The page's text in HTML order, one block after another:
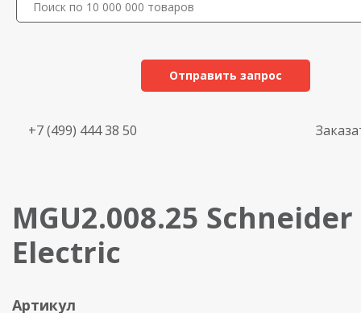
Отправить запрос
+7 (499) 444 38 50
MGU2.008.25 Schneider
Electric
Артикул